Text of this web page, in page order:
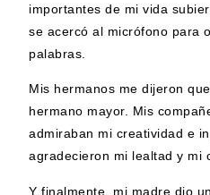
importantes de mi vida
se acercó al micrófono para
palabras.
Mis hermanos me dijeron
hermano mayor. Mis
admiraban mi creatividad e
agradecieron mi lealtad y mi
Y finalmente, mi madre dio